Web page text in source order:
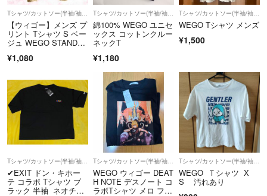
様からは購入者優先とのことです。
出来る限りご希望に添えるよう、心がけます。
ご覧いただき、ありがとうございます。
ご検討よろしくお願いいたします。
【ウィゴー】メンズ プ
リント Tシャツ S ベー
ジュ WEGO STANDAR
¥1,080
Tシャツ/カットソー(半袖/袖なし)
綿100% WEGO ユニセ
ックス コットンクルー
ネックT
¥1,180
Tシャツ/カットソー(半袖/袖なし)
WEGO Tシャツ メンズ
¥1,500
✔︎EXIT ドン・キホー
テ コラボ Tシャツ ブ
ラック 半袖 ネオチャ
Tシャツ/カットソー(半袖/袖なし)
WEGO ウィゴー DEAT
H NOTE デスノート コ
ラボTシャツ メロ フリ
Tシャツ/カットソー(半袖/袖なし)
WEGO Ｔシャツ X
S 汚れあり